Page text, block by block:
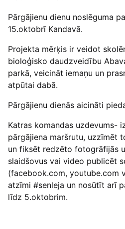
Pārgājienu dienu noslēguma
15.oktobrī Kandavā.
Projekta mērķis ir veidot
bioloģisko daudzveidību
parkā, veicināt iemaņu un
atpūtai dabā.
Pārgājienu dienās aicināti
Katras komandas uzdevums-
pārgājiena maršrutu, uzzīmēt
un fiksēt redzēto fotogrāfijās
slaidšovus vai video publicēt
(facebook.com, youtube.com
atzīmi #senleja un nosūtīt arī
līdz 5.oktobrim.